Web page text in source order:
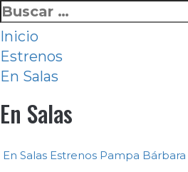
Ir
al
contenido
Buscar:
Inicio
Estrenos
En Salas
En Salas
En Salas Estrenos Pampa Bárbara